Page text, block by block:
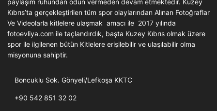
paylaşım ruhundan ödün vermeden devam etmektedir. Kuzey
Kıbrıs’ta gerçekleştirilen tüm spor olaylarından Alınan Fotoğraflar
Ve Videolarla kitlelere ulaşmak amacı ile 2017 yılında
fotoevliya.com ile taçlandırdık, başta Kuzey Kıbrıs olmak üzere
spor ile ilgilenen bütün Kitlelere erişilebilir ve ulaşılabilir olma
misyonuna sahiptir.
Boncuklu Sok. Gönyeli/Lefkoşa KKTC
+90 542 851 32 02